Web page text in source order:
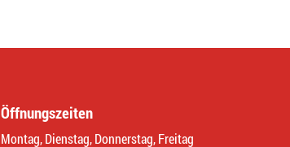
Öffnungszeiten
Montag, Dienstag, Donnerstag, Freitag